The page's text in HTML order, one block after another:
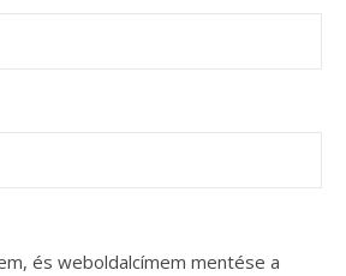
és weboldalcímem mentése a